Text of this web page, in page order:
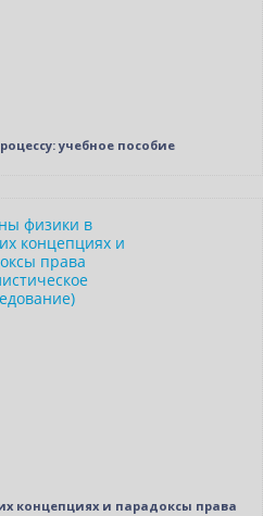
учебное пособие
концепциях и парадоксы права